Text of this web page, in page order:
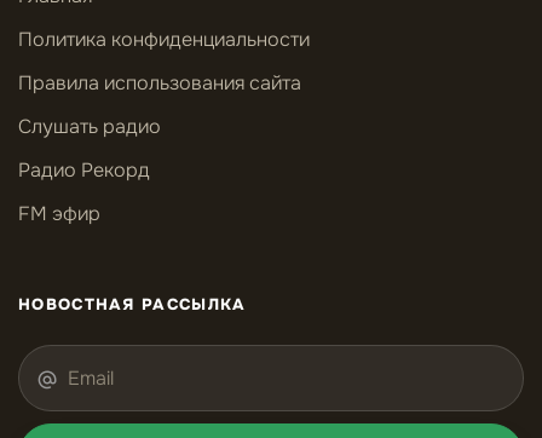
Политика конфиденциальности
Правила использования сайта
Слушать радио
Радио Рекорд
FM эфир
НОВОСТНАЯ РАССЫЛКА